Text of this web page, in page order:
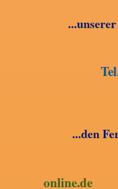
...den
online.de